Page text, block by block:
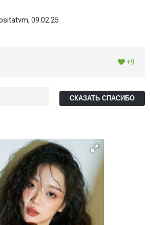
, 09.02.25
+9
СКАЗАТЬ СПАСИБО